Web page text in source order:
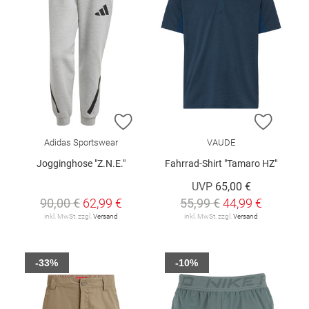
ZUR WUNSCHLISTE HINZUFÜGEN
Adidas Sportswear
Jogginghose "Z.N.E."
90,00 € 62,99 €
inkl. MwSt. zzgl. Versand
ZUR
VAUDE
Fahrrad-Shirt "Tamaro HZ"
UVP 65,00 €
55,99 €44,99 €
inkl. MwSt. zzgl. Versand
-33% -10%